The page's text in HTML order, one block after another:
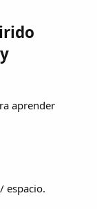
aprender
espacio.